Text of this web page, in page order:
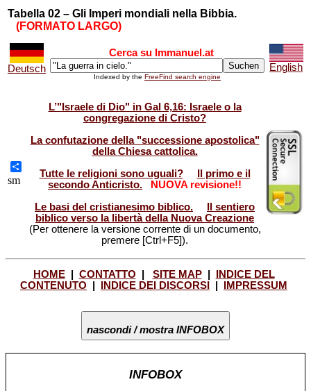
Tabella 02 – Gli Imperi mondiali nella Bibbia.
(FORMATO LARGO)
Deutsch
Cerca su Immanuel.at
Indexed by the FreeFind search engine
English
Share
sm
L’"Israele di Dio" in Gal 6,16: Israele o la
congregazione di Cristo?
La confutazione della "successione apostolica"
della Chiesa cattolica.
Tutte le religioni sono uguali?
Il primo e il
secondo Anticristo.
NUOVA revisione!!
Le basi del cristianesimo biblico.
Il sentiero
biblico verso la libertà della Nuova Creazione
(Per ottenere la versione corrente di un documento,
premere [Ctrl+F5]).
HOME| CONTATTO SITE MAP|
INDICE DEL
CONTENUTO
INDICE DEI DISCORSI IMPRESSUM
nascondi / mostra INFOBOX
INFOBOX